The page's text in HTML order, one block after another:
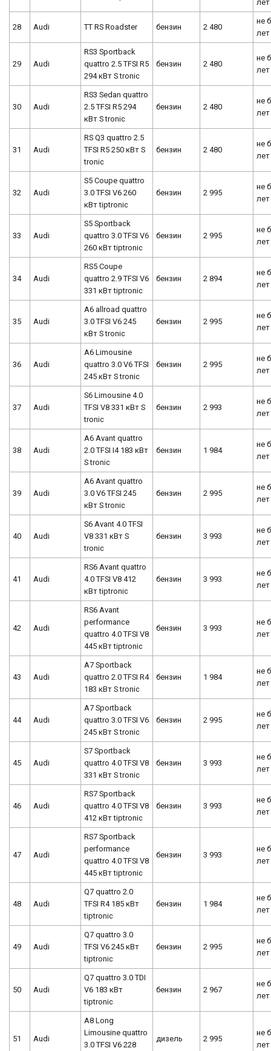
лет
28 Audi TT RS Roadster бензин 2 480
не
лет
29 Audi
RS3 Sportback
quattro 2.5 TFSI R5
294 кВт S tronic
бензин 2 480
не
лет
30 Audi
RS3 Sedan quattro
2.5 TFSI R5 294
кВт S tronic
бензин 2 480
не
лет
31 Audi
RS Q3 quattro 2.5
TFSI R5 250 кВт S
tronic
бензин 2 480
не
лет
32 Audi
S5 Coupe quattro
3.0 TFSI V6 260
кВт tiptronic
бензин 2 995
не
лет
33 Audi
S5 Sportback
quattro 3.0 TFSI V6
260 кВт tiptronic
бензин 2 995
не
лет
34 Audi
RS5 Coupe
quattro 2.9 TFSI V6
331 кВт tiptronic
бензин 2 894
не
лет
35 Audi
A6 allroad quattro
3.0 TFSI V6 245
кВт S tronic
бензин 2 995
не
лет
36 Audi
A6 Limousine
quattro 3.0 V6 TFSI
245 кВт S tronic
бензин 2 995
не
лет
37 Audi
S6 Limousine 4.0
TFSI V8 331 кВт S
tronic
бензин 2 993
не
лет
38 Audi
A6 Avant quattro
2.0 TFSI I4 183 кВт
S tronic
бензин 1 984
не
лет
39 Audi
A6 Avant quattro
3.0 V6 TFSI 245
кВт S tronic
бензин 2 995
не
лет
40 Audi
S6 Avant 4.0 TFSI
V8 331 кВт S
tronic
бензин 3 993
не
лет
41 Audi
RS6 Avant quattro
4.0 TFSI V8 412
кВт tiptronic
бензин 3 993
не
лет
42 Audi
RS6 Avant
performance
quattro 4.0 TFSI V8
445 кВт tiptronic
бензин 3 993
не
лет
43 Audi
A7 Sportback
quattro 2.0 TFSI R4
183 кВт S tronic
бензин 1 984
не
лет
44 Audi
A7 Sportback
quattro 3.0 TFSI V6
245 кВт S tronic
бензин 2 995
не
лет
45 Audi
S7 Sportback
quattro 4.0 TFSI V8
331 кВт S tronic
бензин 3 993
не
лет
46 Audi
RS7 Sportback
quattro 4.0 TFSI V8
412 кВт tiptronic
бензин 3 993
не
лет
47 Audi
RS7 Sportback
performance
quattro 4.0 TFSI V8
445 кВт tiptronic
бензин 3 993
не
лет
48 Audi
Q7 quattro 2.0
TFSI R4 185 кВт
tiptronic
бензин 1 984
не
лет
49 Audi
Q7 quattro 3.0
TFSI V6 245 кВт
tiptronic
бензин 2 995
не
лет
50 Audi
Q7 quattro 3.0 TDI
V6 183 кВт
tiptronic
бензин 2 967
не
лет
51 Audi
A8 Long
Limousine quattro
3.0 TFSI V6 228
дизель 2 995
не
лет